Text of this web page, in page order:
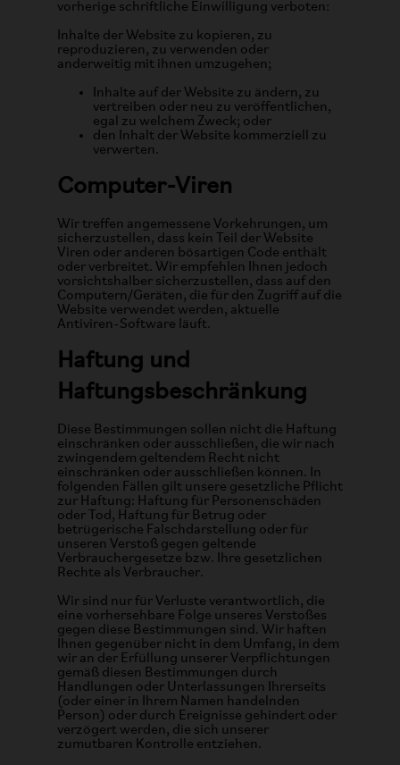
vorherige schriftliche Einwilligung verboten:
Inhalte der Website zu kopieren, zu
reproduzieren, zu verwenden oder
anderweitig mit ihnen umzugehen;
Inhalte auf der Website zu ändern, zu
vertreiben oder neu zu veröffentlichen,
egal zu welchem Zweck; oder
den Inhalt der Website kommerziell zu
verwerten.
Computer-Viren
Wir treffen angemessene Vorkehrungen, um
sicherzustellen, dass kein Teil der Website
Viren oder anderen bösartigen Code enthält
oder verbreitet. Wir empfehlen Ihnen jedoch
vorsichtshalber sicherzustellen, dass auf den
Computern/Geräten, die für den Zugriff auf die
Website verwendet werden, aktuelle
Antiviren-Software läuft.
Haftung und
Haftungsbeschränkung
Diese Bestimmungen sollen nicht die Haftung
einschränken oder ausschließen, die wir nach
zwingendem geltendem Recht nicht
einschränken oder ausschließen können. In
folgenden Fällen gilt unsere gesetzliche Pflicht
zur Haftung: Haftung für Personenschäden
oder Tod, Haftung für Betrug oder
betrügerische Falschdarstellung oder für
unseren Verstoß gegen geltende
Verbrauchergesetze bzw. Ihre gesetzlichen
Rechte als Verbraucher.
Wir sind nur für Verluste verantwortlich, die
eine vorhersehbare Folge unseres Verstoßes
gegen diese Bestimmungen sind. Wir haften
Ihnen gegenüber nicht in dem Umfang, in dem
wir an der Erfüllung unserer Verpflichtungen
gemäß diesen Bestimmungen durch
Handlungen oder Unterlassungen Ihrerseits
(oder einer in Ihrem Namen handelnden
Person) oder durch Ereignisse gehindert oder
verzögert werden, die sich unserer
zumutbaren Kontrolle entziehen.